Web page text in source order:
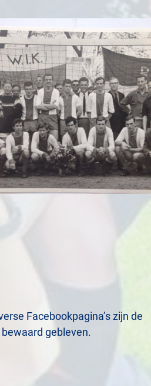
Facebookpagina’s zijn de
gebleven.